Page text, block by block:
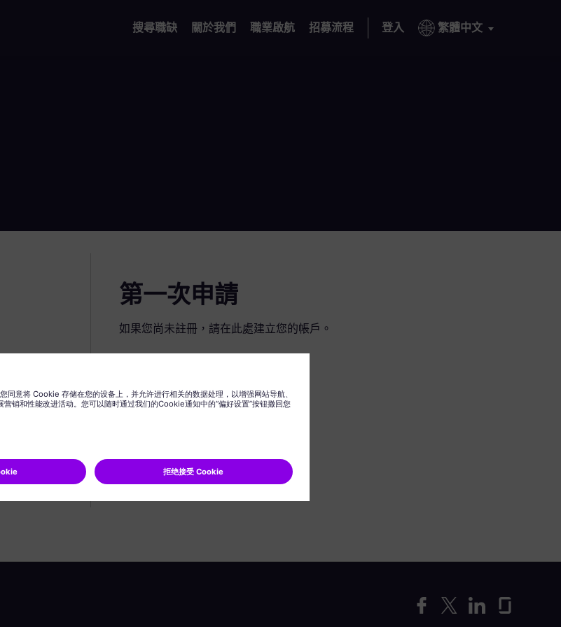
搜尋職缺 關於我們 職業啟航 招募流程 登入 繁體中文
第一次申請
如果您尚未註冊，請在此處建立您的帳戶。